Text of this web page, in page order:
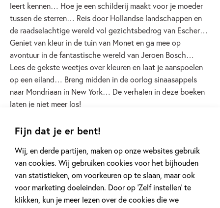
Fijn dat je er bent!
Wij, en derde partijen, maken op onze websites gebruik
van cookies. Wij gebruiken cookies voor het bijhouden
van statistieken, om voorkeuren op te slaan, maar ook
voor marketing doeleinden. Door op ‘Zelf instellen’ te
klikken, kun je meer lezen over de cookies die we
leert kennen… Hoe je een schilderij maakt voor je moeder
tussen de sterren… Reis door Hollandse landschappen en
de raadselachtige wereld vol gezichtsbedrog van Escher…
Geniet van kleur in de tuin van Monet en ga mee op
avontuur in de fantastische wereld van Jeroen Bosch…
Lees de gekste weetjes over kleuren en laat je aanspoelen
op een eiland… Breng midden in de oorlog sinaasappels
naar Mondriaan in New York… De verhalen in deze boeken
laten je niet meer los!
Lees verder